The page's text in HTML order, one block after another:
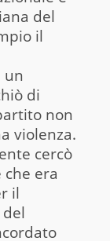
del
il
un
di
non
violenza.
cercò
era
il